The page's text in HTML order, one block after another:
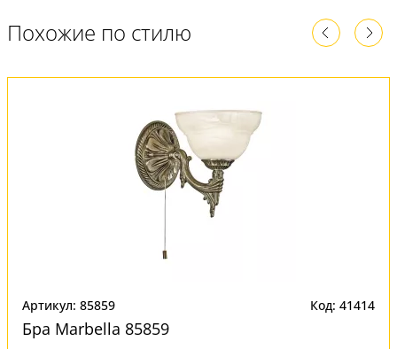
Похожие по стилю
Артикул: 85859 Код: 41414
Бра Marbella 85859